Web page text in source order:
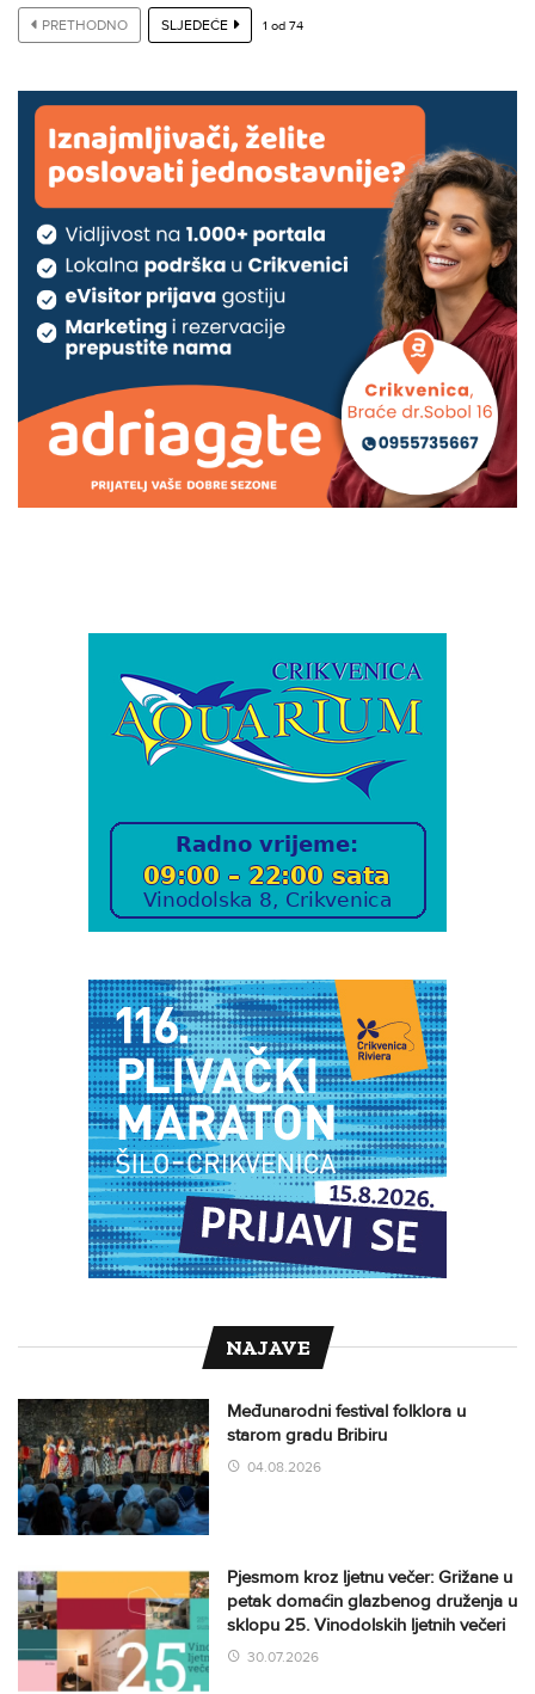
PRETHODNO SLJEDEĆE 1 od 74
NAJAVE
Međunarodni festival folklora u
starom gradu Bribiru
04.08.2026
Pjesmom kroz ljetnu večer: Grižane u
petak domaćin glazbenog druženja u
sklopu 25. Vinodolskih ljetnih večeri
30.07.2026